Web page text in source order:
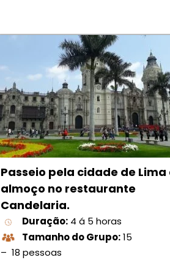
Passeio pela cidade de Lima
almoço no restaurante
Candelaria.
Duração:4 á 5 horas
Tamanho do Grupo:15
– 18 pessoas